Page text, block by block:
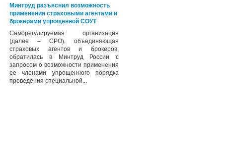
Минтруд разъяснил возможность
применения страховыми агентами и
брокерами упрощенной СОУТ
Саморегулируемая организация
(далее – СРО), объединяющая
страховых агентов и брокеров,
обратилась в Минтруд России с
запросом о возможности применения
ее членами упрощенного порядка
проведения специальной...